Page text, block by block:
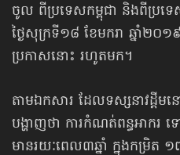
ចូល ពីប្រទេសកម្ពុជា និងពីប្រទ
ថ្ងៃសុក្រទី១៨ ខែមករា ឆ្នាំ២០
ប្រកាសនោះ រហូតមក។
តាមឯកសារ ដែលទស្សនាវដ្ដីម
បង្ហាញថា ការកំណត់ពន្ធអាករ
មានរយៈពេល៣ឆ្នាំ ក្នុងកម្រិត